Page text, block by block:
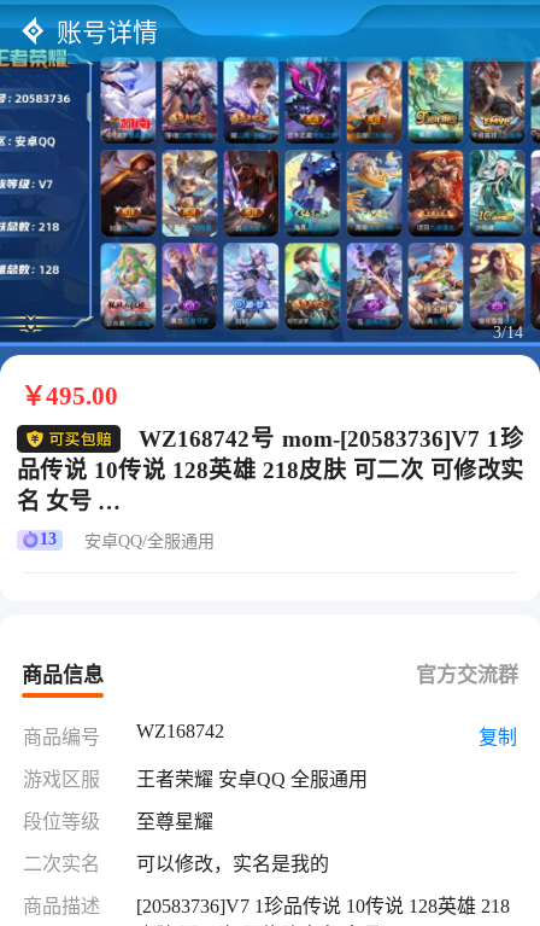
账号详情
3/14
￥495.00
WZ168742号 mom-[20583736]V7 1珍
品传说 10传说 128英雄 218皮肤 可二次 可修改实
名 女号
【英雄全皮】孙权全皮,蚩奼全皮,苍全皮,影全皮,大
知火舞,赵云,金蝉(唐僧),戈娅
【珍品传说】怪盗基德
【传说皮】幻光神枪,山海·炽霜斩(李信年限),地狱
之眼,久胜战神,时之
13 安卓QQ/全服通用
商品信息 官方交流群
商品编号 WZ168742 复制
游戏区服 王者荣耀 安卓QQ 全服通用
段位等级 至尊星耀
二次实名 可以修改，实名是我的
商品描述
[20583736]V7 1珍品传说 10传说 128英雄 218